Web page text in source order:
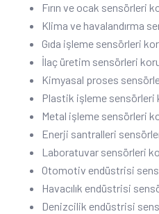
Fırın ve ocak sensörleri
Klima ve havalandırma
Gıda işleme sensörleri
İlaç üretim sensörleri
Kimyasal proses
Plastik işleme sensörleri
Metal işleme sensörleri
Enerji santralleri
Laboratuvar sensörleri
Otomotiv endüstrisi
Havacılık endüstrisi
Denizcilik endüstrisi